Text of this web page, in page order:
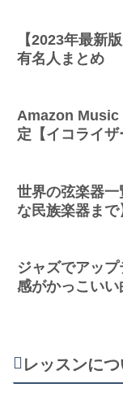
【2023年最新
有名人まとめ
Amazon Music
定【イコライザ
世界の弦楽器
な民族楽器まで
ジャズでアッ
感がかっこいい
レッスンに